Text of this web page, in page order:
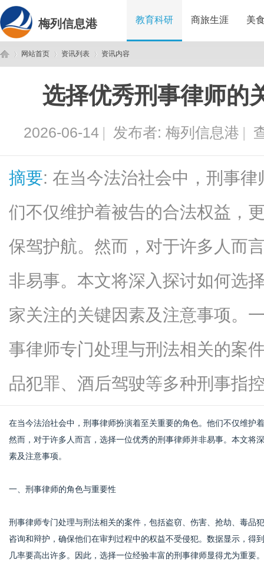
梅列信息港 教育科研 商旅生涯 美
网站首页
›
资讯列表 资讯内容
选择优秀刑事律师的
2026-06-14 | 发布者: 梅列信息港 |
摘要: 在当今法治社会中，刑事
们不仅维护着被告的合法权益，
保驾护航。然而，对于许多人而
非易事。本文将深入探讨如何选
家关注的关键因素及注意事项。
事律师专门处理与刑法相关的案
品犯罪、酒后驾驶等多种刑事指
在当今法治社会中，刑事律师扮演着至关重要的角色。他们不仅维护
然而，对于许多人而言，选择一位优秀的刑事律师并非易事。本文将
素及注意事项。
一、刑事律师的角色与重要性
刑事律师专门处理与刑法相关的案件，包括盗窃、伤害、抢劫、毒品
咨询和辩护，确保他们在审判过程中的权益不受侵犯。数据显示，得
几率要高出许多。因此，选择一位经验丰富的刑事律师显得尤为重要。